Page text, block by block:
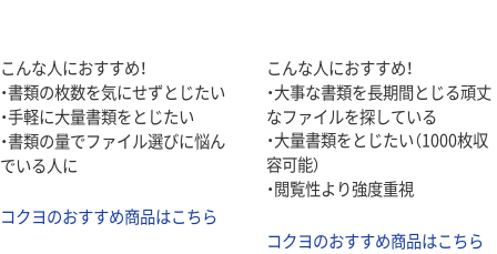
こんな人におすすめ！
・書類の枚数を気にせずとじたい
・手軽に大量書類をとじたい
・書類の量でファイル選びに悩ん
でいる人に
コクヨのおすすめ商品はこちら
こんな人におすすめ！
・大事な書類を長期間とじる頑丈
なファイルを探している
・大量書類をとじたい（1000枚収
容可能）
・閲覧性より強度重視
コクヨのおすすめ商品はこちら